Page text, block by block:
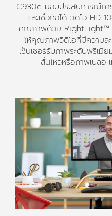
C930e มอบประสบการณ์กา
และเชื่อถือได้ วิดีโอ HD
คุณภาพด้วย RightLight™
ให้คุณภาพวิดีโอที่มีความล
เซ็นเซอร์รับภาพระดับพรีเ
สั่นไหวหรือภาพเบลอ